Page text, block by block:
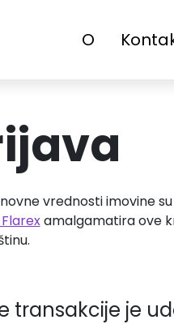
O
vrednosti imovine
amalgamatira ove
transakcije je